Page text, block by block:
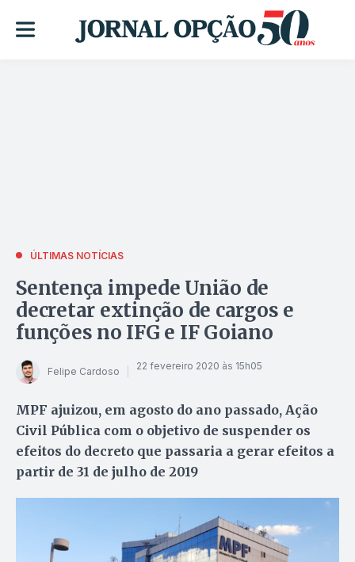
ÚLTIMAS NOTÍCIAS
Sentença impede União de
decretar extinção de cargos e
funções no IFG e IF Goiano
Felipe Cardoso 22 fevereiro 2020 às 15h05
MPF ajuizou, em agosto do ano passado, Ação
Civil Pública com o objetivo de suspender os
efeitos do decreto que passaria a gerar efeitos a
partir de 31 de julho de 2019